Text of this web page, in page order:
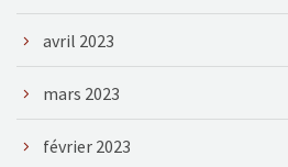
avril 2023
mars 2023
février 2023